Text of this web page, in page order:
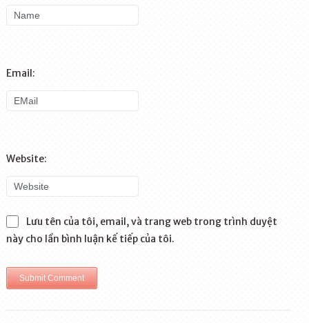
Email:
Website:
Lưu tên của tôi, email, và trang web trong trình duyệt
này cho lần bình luận kế tiếp của tôi.